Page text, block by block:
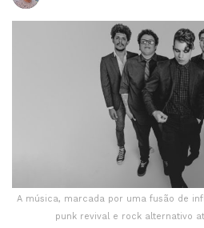
A música, marcada por uma fusão de
punk revival e rock alternativo